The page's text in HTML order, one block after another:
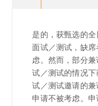
是的，获甄选的
面试／测试，缺
虑。然而，部分
试／测试的情况
试／测试邀请的
申请不被考虑。